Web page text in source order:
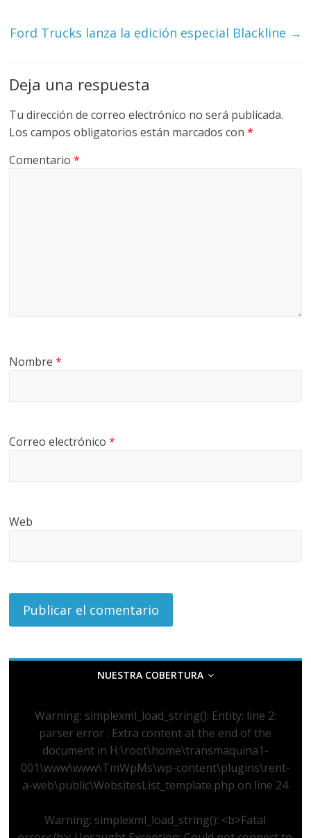
Ford Trucks lanza la edición especial Blackline →
Deja una respuesta
Tu dirección de correo electrónico no será publicada.
Los campos obligatorios están marcados con*
Comentario*
Nombre*
Correo electrónico*
Web
NUESTRA COBERTURA
Warning: simplexml_load_string(): Entity: line 2:
parser error : Extra content at the end of the
document in H:\root\home\transmaquina1-
001\www\www\TmWpMs\wp-content\plugins\rent-
a-web\public\WebsitesList_template.php on line 24
Warning: simplexml_load_string(): <b>Fatal